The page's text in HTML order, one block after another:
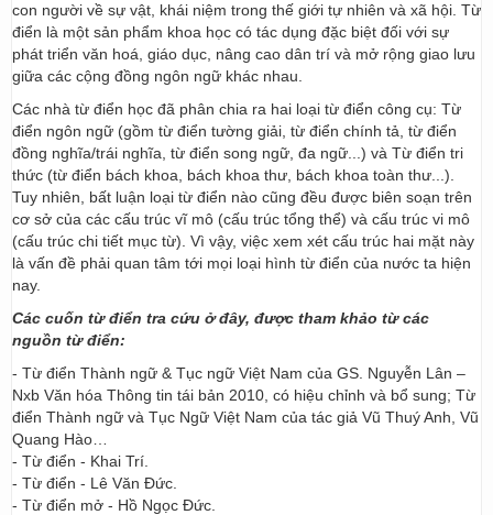
con người về sự vật, khái niệm trong thế giới tự nhiên và xã hội. Từ
điển là một sản phẩm khoa học có tác dụng đặc biệt đối với sự
phát triển văn hoá, giáo dục, nâng cao dân trí và mở rộng giao lưu
giữa các cộng đồng ngôn ngữ khác nhau.
Các nhà từ điển học đã phân chia ra hai loại từ điển công cụ: Từ
điển ngôn ngữ (gồm từ điển tường giải, từ điển chính tả, từ điển
đồng nghĩa/trái nghĩa, từ điển song ngữ, đa ngữ...) và Từ điển tri
thức (từ điển bách khoa, bách khoa thư, bách khoa toàn thư...).
Tuy nhiên, bất luận loại từ điển nào cũng đều được biên soạn trên
cơ sở của các cấu trúc vĩ mô (cấu trúc tổng thể) và cấu trúc vi mô
(cấu trúc chi tiết mục từ). Vì vậy, việc xem xét cấu trúc hai mặt này
là vấn đề phải quan tâm tới mọi loại hình từ điển của nước ta hiện
nay.
Các cuốn từ điển tra cứu ở đây, được tham khảo từ các
nguồn từ điển:
- Từ điển Thành ngữ & Tục ngữ Việt Nam của GS. Nguyễn Lân –
Nxb Văn hóa Thông tin tái bản 2010, có hiệu chỉnh và bổ sung; Từ
điển Thành ngữ và Tục Ngữ Việt Nam của tác giả Vũ Thuý Anh, Vũ
Quang Hào…
- Từ điển - Khai Trí.
- Từ điển - Lê Văn Đức.
- Từ điển mở - Hồ Ngọc Đức.